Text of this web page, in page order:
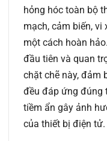
hỏng hóc toàn bộ
mạch, cảm biến,
một cách hoàn
đầu tiên và quan
chặt chẽ này, đảm
đều đáp ứng đúng
tiềm ẩn gây ảnh
của thiết bị điện tử.